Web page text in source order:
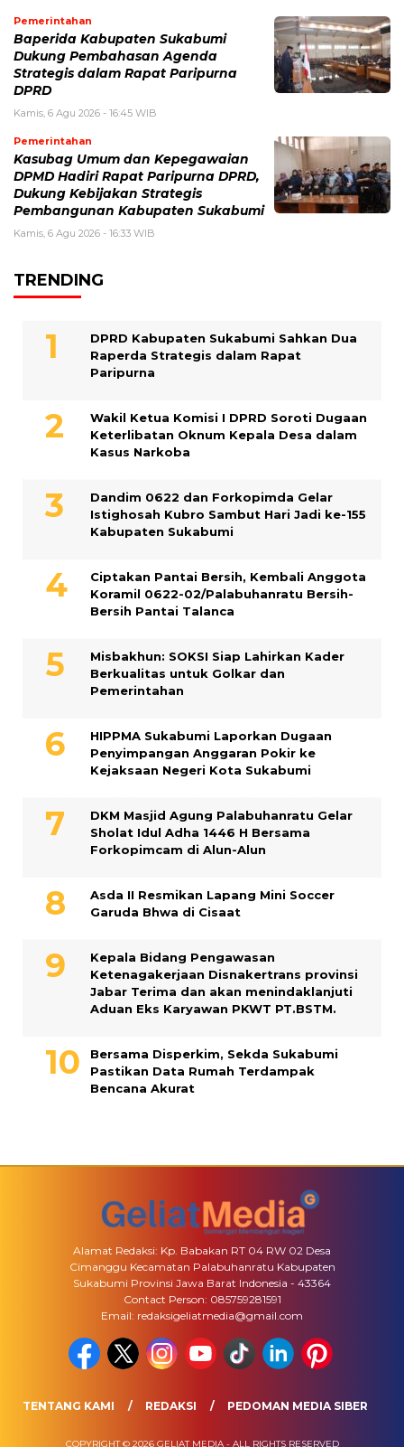
Pemerintahan
Baperida Kabupaten Sukabumi
Dukung Pembahasan Agenda
Strategis dalam Rapat Paripurna
DPRD
Kamis, 6 Agu 2026 - 16:45 WIB
Pemerintahan
Kasubag Umum dan Kepegawaian
DPMD Hadiri Rapat Paripurna DPRD,
Dukung Kebijakan Strategis
Pembangunan Kabupaten Sukabumi
Kamis, 6 Agu 2026 - 16:33 WIB
TRENDING
DPRD Kabupaten Sukabumi Sahkan Dua
Raperda Strategis dalam Rapat
Paripurna
Wakil Ketua Komisi I DPRD Soroti Dugaan
Keterlibatan Oknum Kepala Desa dalam
Kasus Narkoba
Dandim 0622 dan Forkopimda Gelar
Istighosah Kubro Sambut Hari Jadi ke-155
Kabupaten Sukabumi
Ciptakan Pantai Bersih, Kembali Anggota
Koramil 0622-02/Palabuhanratu Bersih-
Bersih Pantai Talanca
Misbakhun: SOKSI Siap Lahirkan Kader
Berkualitas untuk Golkar dan
Pemerintahan
HIPPMA Sukabumi Laporkan Dugaan
Penyimpangan Anggaran Pokir ke
Kejaksaan Negeri Kota Sukabumi
DKM Masjid Agung Palabuhanratu Gelar
Sholat Idul Adha 1446 H Bersama
Forkopimcam di Alun-Alun
Asda II Resmikan Lapang Mini Soccer
Garuda Bhwa di Cisaat
Kepala Bidang Pengawasan
Ketenagakerjaan Disnakertrans provinsi
Jabar Terima dan akan menindaklanjuti
Aduan Eks Karyawan PKWT PT.BSTM.
Bersama Disperkim, Sekda Sukabumi
Pastikan Data Rumah Terdampak
Bencana Akurat
Alamat Redaksi: Kp. Babakan RT 04 RW 02 Desa
Cimanggu Kecamatan Palabuhanratu Kabupaten
Sukabumi Provinsi Jawa Barat Indonesia - 43364
Contact Person: 085759281591
Email: redaksigeliatmedia@gmail.com
TENTANG KAMI REDAKSI PEDOMAN MEDIA SIBER
COPYRIGHT © 2026 GELIAT MEDIA - ALL RIGHTS RESERVED